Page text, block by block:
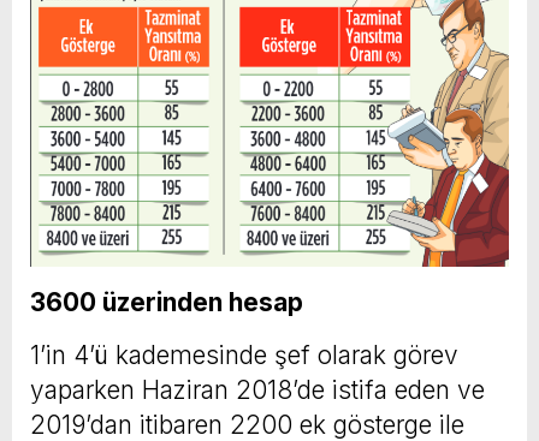
3600 üzerinden hesap
1’in 4’ü kademesinde şef olarak görev
yaparken Haziran 2018’de istifa eden ve
2019’dan itibaren 2200 ek gösterge ile